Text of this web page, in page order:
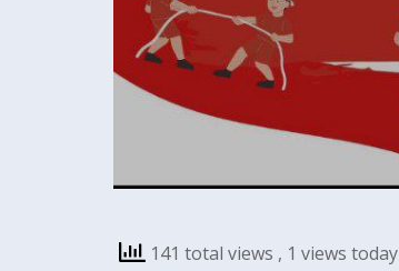
141 total views , 1 views today